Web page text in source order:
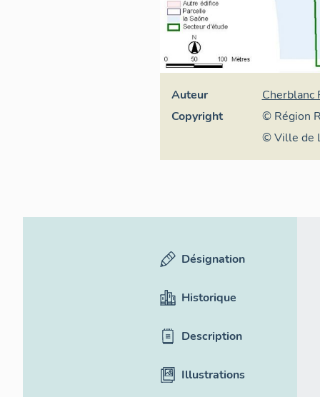
Auteur
Cherblanc
Copyright
© Région
patrimoine
© Ville de
Désignation
Historique
Description
Illustrations